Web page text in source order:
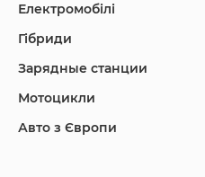
Електромобілі
Гібриди
Зарядные станции
Мотоцикли
Авто з Європи